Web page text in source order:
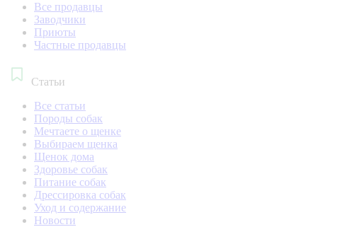
Все продавцы
Заводчики
Приюты
Частные продавцы
Статьи
Все статьи
Породы собак
Мечтаете о щенке
Выбираем щенка
Щенок дома
Здоровье собак
Питание собак
Дрессировка собак
Уход и содержание
Новости